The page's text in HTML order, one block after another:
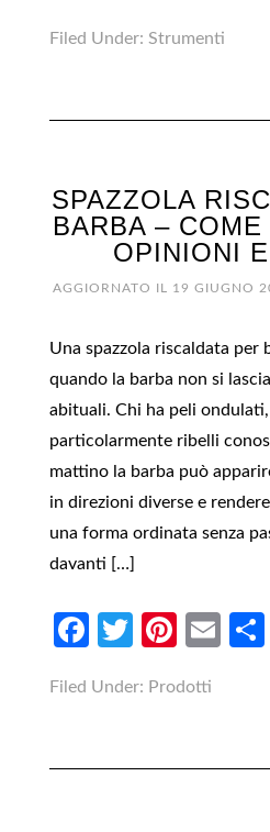
Filed Under: Strumenti
SPAZZOLA
BARBA​ –
OPINIONI
AGGIORNATO IL 19 GIUGNO
Una spazzola riscaldata per
quando la barba non si
abituali. Chi ha peli
particolarmente ribelli
mattino la barba può
in direzioni diverse e
una forma ordinata senza
davanti […]
Facebook
Twitter
Filed Under: Prodotti